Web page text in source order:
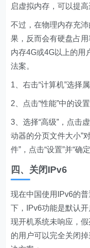
启虚拟内存，可以提高
不过，在物理内存充
果，反而会有硬盘占用
内存4G或4G以上的用
法案。
1、右击“计算机”选择
2、点击“性能”中的设
3、选择“高级”，点击
动器的分页文件大小”
件”，点击“设置”并“确定
四、关闭IPv6
现在中国使用IPv6的
下，IPv6功能是默认
现开机系统未响应，
的用户可以完全关闭